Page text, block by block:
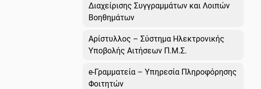
Διαχείρισης Συγγραμμάτων και Λοιπών
Βοηθημάτων
Αρίστυλλος – Σύστημα Ηλεκτρονικής
Υποβολής Αιτήσεων Π.Μ.Σ.
e-Γραμματεία – Υπηρεσία Πληροφόρησης
Φοιτητών